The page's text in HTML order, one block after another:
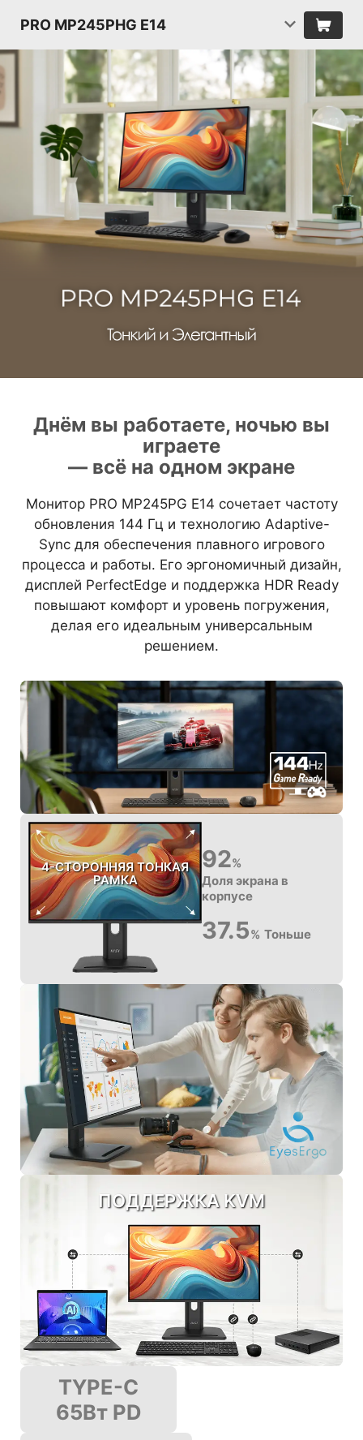
PRO MP245PHG E14
Днём вы работаете, ночью вы
играете
— всё на одном экране
Монитор PRO MP245PG E14 сочетает частоту
обновления 144 Гц и технологию Adaptive-
Sync для обеспечения плавного игрового
процесса и работы. Его эргономичный дизайн,
дисплей PerfectEdge и поддержка HDR Ready
повышают комфорт и уровень погружения,
делая его идеальным универсальным
решением.
4-СТОРОННЯЯ ТОНКАЯ
РАМКА
92%
Доля экрана в
корпусе
37.5% Тоньше
ПОДДЕРЖКА KVM
TYPE-C
65Вт PD